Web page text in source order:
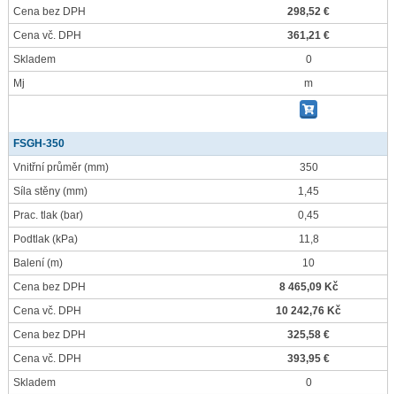
Cena bez DPH
298,52 €
Cena vč. DPH
361,21 €
Skladem
0
Mj
m
FSGH-350
Vnitřní průměr (mm)
350
Síla stěny (mm)
1,45
Prac. tlak (bar)
0,45
Podtlak (kPa)
11,8
Balení (m)
10
Cena bez DPH
8 465,09 Kč
Cena vč. DPH
10 242,76 Kč
Cena bez DPH
325,58 €
Cena vč. DPH
393,95 €
Skladem
0